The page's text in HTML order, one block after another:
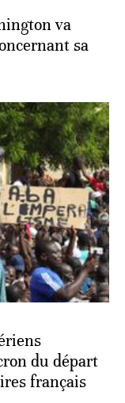
va
sa
du départ
français